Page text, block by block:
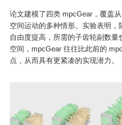
论文建模了四类 mpcGear，覆盖
空间运动的多种情形。实验表明，
自由度提高，所需的子齿轮副数量
空间，mpcGear 往往比此前的
点，从而具有更紧凑的实现潜力。